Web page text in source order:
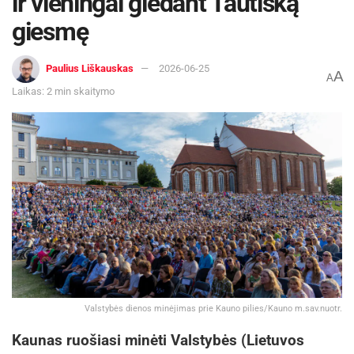
giesmę
Paulius Liškauskas
2026-06-25
Laikas: 2 min skaitymo
AA
Valstybės dienos minėjimas prie Kauno pilies/Kauno m.sav.nuotr.
Kaunas ruošiasi minėti Valstybės (Lietuvos